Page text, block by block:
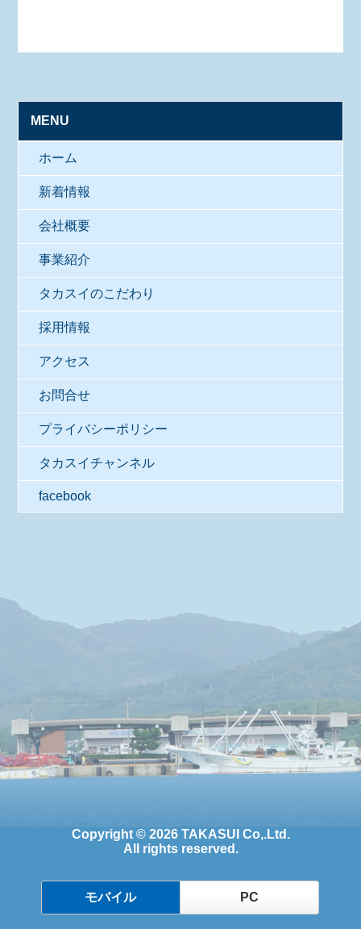
MENU
ホーム
新着情報
会社概要
事業紹介
タカスイのこだわり
採用情報
アクセス
お問合せ
プライバシーポリシー
タカスイチャンネル
facebook
Copyright © 2026 TAKASUI Co,.Ltd.
All rights reserved.
モバイル PC